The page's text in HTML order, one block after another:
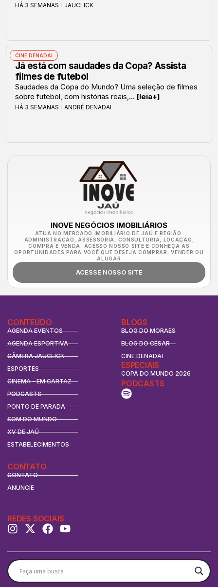
HÁ 3 SEMANAS JAUCLICK
CINE DENADAI
Já está com saudades da Copa? Assista
filmes de futebol
Saudades da Copa do Mundo? Uma seleção de filmes
sobre futebol, com histórias reais,... [leia+]
HÁ 3 SEMANAS ANDRÉ DENADAI
INOVE NEGÓCIOS IMOBILIÁRIOS
ATUA NO MERCADO IMOBILIÁRIO DE JAÚ E REGIÃO.
ADMINISTRAÇÃO, ASSESSORIA, CONSULTORIA, LOCAÇÃO,
COMPRA E VENDA. ACESSO NOSSO SITE E CONHEÇA AS
OPORTUNIDADES PARA VOCÊ QUE DESEJA COMPRAR, VENDER OU
ALUGAR
ACESSE NOSSO SITE
CONTEÚDO
AGENDA EVENTOS
AGENDA ESPORTIVA
CÂMERA JAUCLICK
ESPORTES
CINEMA - EM CARTAZ
PODCASTS
PONTO DE PARADA
SOM DO MUNDO
XV DE JAÚ
ESTABELECIMENTOS
BLOGS
BLOG DO MORAES
BLOG DO CÉSAR
CINE DENADAI
ESPECIAIS
COPA DO MUNDO 2026
CONTATO
CONTATO
ANUNCIE
PODCASTS
REDES SOCIAIS